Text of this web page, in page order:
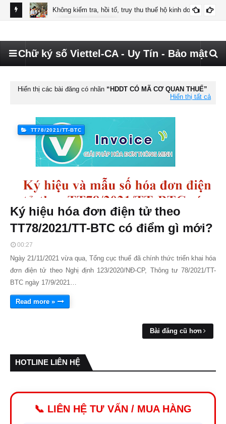
Không kiểm tra, hồi tố, truy thu thuế hộ kinh doanh
đã
Chữ ký số Viettel-CA - Uy Tín - Bảo mật
Hiển thị các bài đăng có nhãn
HDDT CÓ MÃ CƠ QUAN THUẾ
Hiển thị tất cả
TT78/2021/TT-BTC
Ký hiệu hóa đơn điện tử theo
TT78/2021/TT-BTC có điểm gì mới?
00:27
Ngày 21/11/2021 vừa qua, Tổng cục thuế đã chính thức triển khai hóa
đơn điện tử theo Nghị định 123/2020/NĐ-CP, Thông tư 78/2021/TT-
BTC ngày 17/9/2021…
Read more »
Bài đăng cũ hơn
HOTLINE LIÊN HỆ
📞 LIÊN HỆ TƯ VẤN / MUA HÀNG